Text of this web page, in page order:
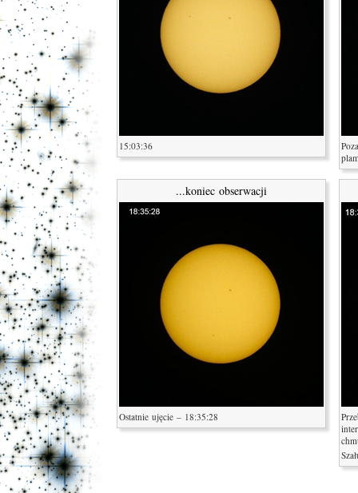
15:03:36
...koniec obserwacji
Ostatnie ujęcie – 18:35:28